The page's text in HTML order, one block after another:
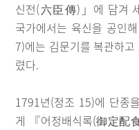
신전(六臣傳)」에 담겨
국가에서는 육신을 공인
7)에는 김문기를 복관하
렸다.
1791년(정조 15)에 단종
게 『어정배식록(御定配